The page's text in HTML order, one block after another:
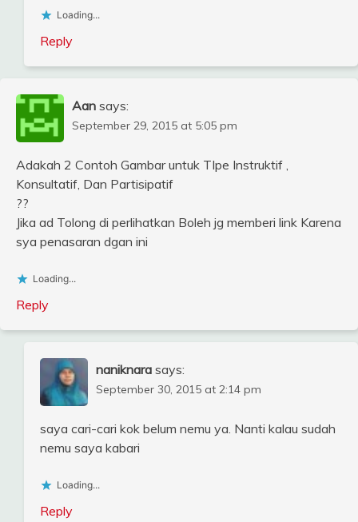
Loading...
Reply
Aan says:
September 29, 2015 at 5:05 pm
Adakah 2 Contoh Gambar untuk TIpe Instruktif ,
Konsultatif, Dan Partisipatif
??
Jika ad Tolong di perlihatkan Boleh jg memberi link Karena
sya penasaran dgan ini
Loading...
Reply
naniknara says:
September 30, 2015 at 2:14 pm
saya cari-cari kok belum nemu ya. Nanti kalau sudah
nemu saya kabari
Loading...
Reply